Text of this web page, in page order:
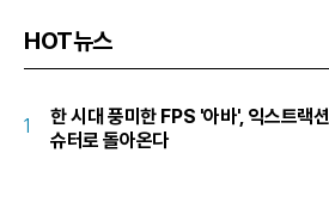
HOT뉴스
1
한 시대 풍미한 FPS '아바', 익스트랙션
슈터로 돌아온다